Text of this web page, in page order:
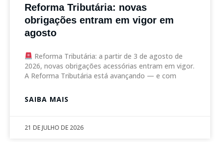
Reforma Tributária: novas
obrigações entram em vigor em
agosto
Reforma Tributária: a partir de 3 de agosto de
2026, novas obrigações acessórias entram em vigor.
A Reforma Tributária está avançando — e com
SAIBA MAIS
21 DE JULHO DE 2026